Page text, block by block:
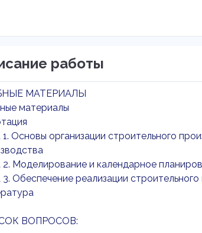
работы
МАТЕРИАЛЫ
материалы
1. Основы организации строительного
2. Моделирование и календарное
3. Обеспечение реализации
ВОПРОСОВ: